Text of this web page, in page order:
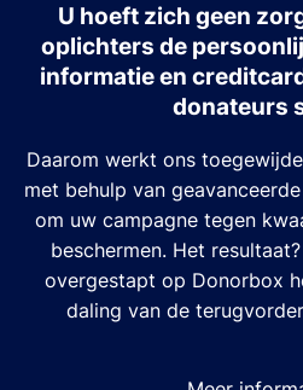
U hoeft zich geen
oplichters de
informatie en
donateurs
Daarom werkt ons
met behulp van
om uw campagne tegen
beschermen. Het
overgestapt op Donorbox
daling van de